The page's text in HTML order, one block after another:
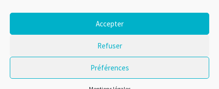
Accepter
Refuser
Préférences
Marchés publics
Recrutement
Liens utiles
Conditions d'utilisation
Plan du site
Mentions légales
Nous contacter